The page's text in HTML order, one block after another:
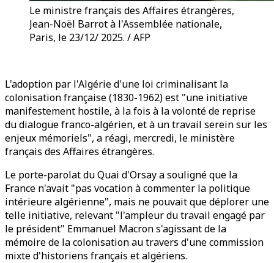
Le ministre français des Affaires étrangères,
Jean-Noël Barrot à l'Assemblée nationale,
Paris, le 23/12/ 2025. / AFP
L'adoption par l'Algérie d'une loi criminalisant la
colonisation française (1830-1962) est "une initiative
manifestement hostile, à la fois à la volonté de reprise
du dialogue franco-algérien, et à un travail serein sur les
enjeux mémoriels", a réagi, mercredi, le ministère
français des Affaires étrangères.
Le porte-parolat du Quai d'Orsay a souligné que la
France n'avait "pas vocation à commenter la politique
intérieure algérienne", mais ne pouvait que déplorer une
telle initiative, relevant "l'ampleur du travail engagé par
le président" Emmanuel Macron s'agissant de la
mémoire de la colonisation au travers d'une commission
mixte d'historiens français et algériens.